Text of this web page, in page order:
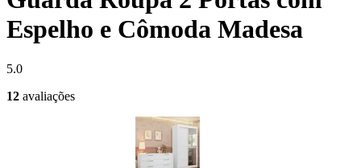
Espelho e Cômoda Madesa
5.0
12 avaliações